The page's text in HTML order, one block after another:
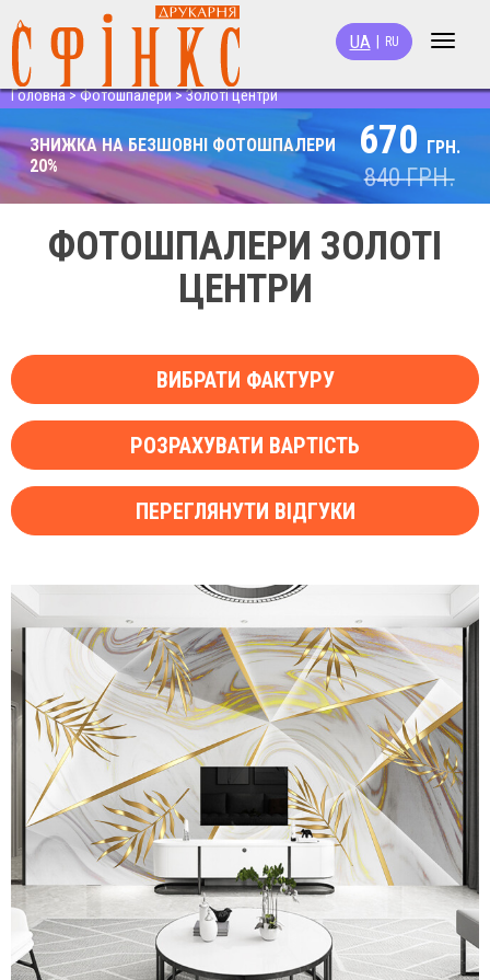
Toggle
UA RU
Головна>Фотошпалери>Золоті центри
ЗНИЖКА НА БЕЗШОВНІ ФОТОШПАЛЕРИ
20%
670 ГРН.
840ГРН.
ФОТОШПАЛЕРИ ЗОЛОТІ
ЦЕНТРИ
ВИБРАТИ ФАКТУРУ
РОЗРАХУВАТИ ВАРТІСТЬ
ПЕРЕГЛЯНУТИ ВІДГУКИ